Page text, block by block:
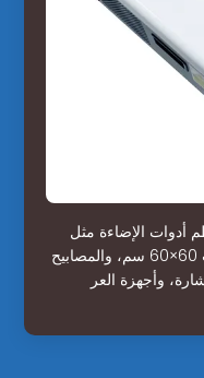
الإضاءة مثل
المصابيح اليدوية، ومصابيح الفلورسنت 60×60 سم، والمصابيح
وأجهزة العر